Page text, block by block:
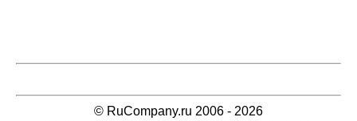
© RuCompany.ru 2006 - 2026